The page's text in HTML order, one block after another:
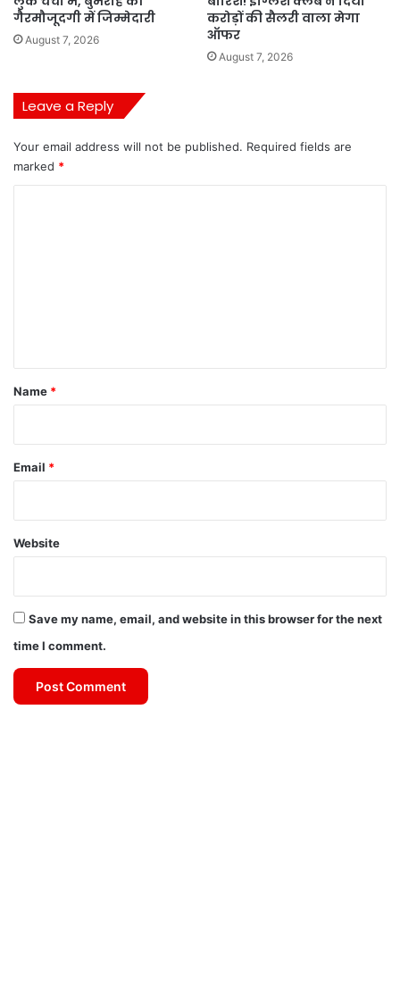
गैरमौजूदगी में जिम्मेदारी
August 7, 2026
करोड़ों की सैलरी वाला मेगा
ऑफर
August 7, 2026
Leave a Reply
Your email address will not be published. Required fields are
marked *
*
Name *
Email *
Website
Save my name, email, and website in this browser for the next
time I comment.